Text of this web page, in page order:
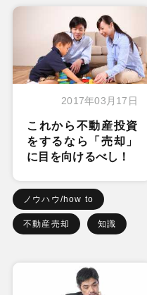
2017年03月17日
これから不動産投資
をするなら「売却」
に目を向けるべし！
ノウハウ/how to
不動産売却 知識